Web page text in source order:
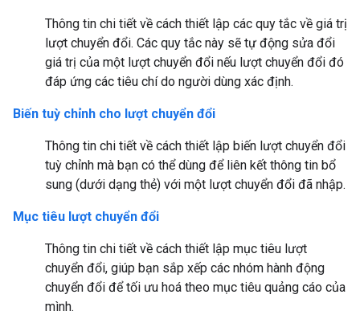
Thông tin chi tiết về cách thiết lập các quy tắc về giá trị
lượt chuyển đổi. Các quy tắc này sẽ tự động sửa đổi
giá trị của một lượt chuyển đổi nếu lượt chuyển đổi đó
đáp ứng các tiêu chí do người dùng xác định.
Biến tuỳ chỉnh cho lượt chuyển đổi
Thông tin chi tiết về cách thiết lập biến lượt chuyển đổi
tuỳ chỉnh mà bạn có thể dùng để liên kết thông tin bổ
sung (dưới dạng thẻ) với một lượt chuyển đổi đã nhập.
Mục tiêu lượt chuyển đổi
Thông tin chi tiết về cách thiết lập mục tiêu lượt
chuyển đổi, giúp bạn sắp xếp các nhóm hành động
chuyển đổi để tối ưu hoá theo mục tiêu quảng cáo của
mình.